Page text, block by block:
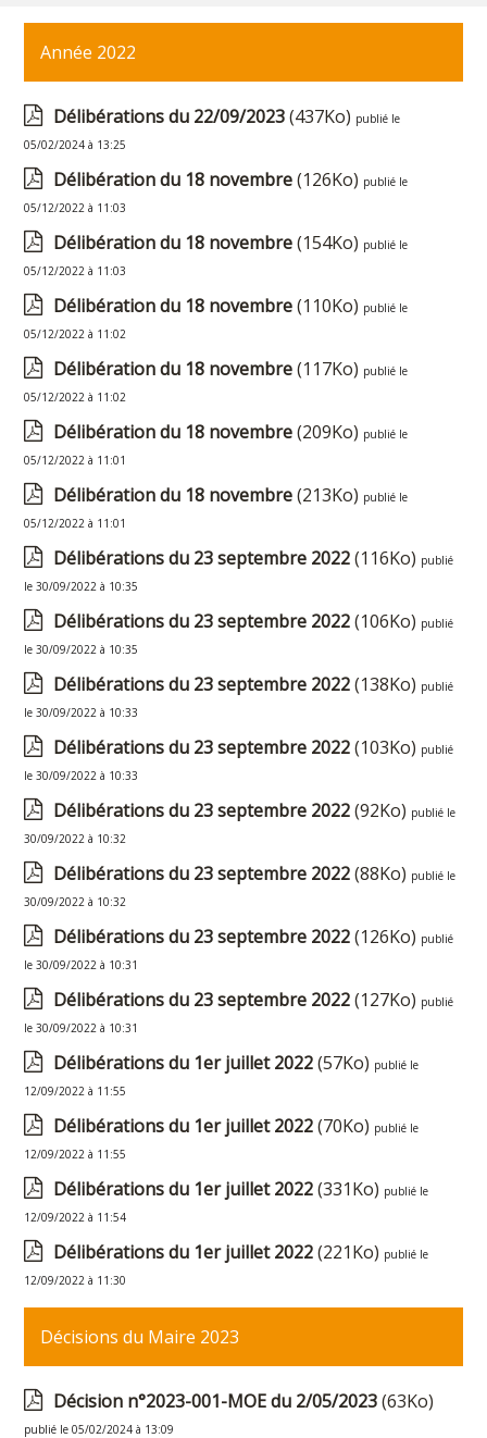
Année 2022
Délibérations du 22/09/2023(437Ko) publié le
05/02/2024 à 13:25
Délibération du 18 novembre(126Ko) publié le
05/12/2022 à 11:03
Délibération du 18 novembre(154Ko) publié le
05/12/2022 à 11:03
Délibération du 18 novembre(110Ko) publié le
05/12/2022 à 11:02
Délibération du 18 novembre(117Ko) publié le
05/12/2022 à 11:02
Délibération du 18 novembre(209Ko) publié le
05/12/2022 à 11:01
Délibération du 18 novembre(213Ko) publié le
05/12/2022 à 11:01
Délibérations du 23 septembre 2022(116Ko) publié
le 30/09/2022 à 10:35
Délibérations du 23 septembre 2022(106Ko) publié
le 30/09/2022 à 10:35
Délibérations du 23 septembre 2022(138Ko) publié
le 30/09/2022 à 10:33
Délibérations du 23 septembre 2022(103Ko) publié
le 30/09/2022 à 10:33
Délibérations du 23 septembre 2022(92Ko) publié le
30/09/2022 à 10:32
Délibérations du 23 septembre 2022(88Ko) publié le
30/09/2022 à 10:32
Délibérations du 23 septembre 2022(126Ko) publié
le 30/09/2022 à 10:31
Délibérations du 23 septembre 2022(127Ko) publié
le 30/09/2022 à 10:31
Délibérations du 1er juillet 2022(57Ko) publié le
12/09/2022 à 11:55
Délibérations du 1er juillet 2022(70Ko) publié le
12/09/2022 à 11:55
Délibérations du 1er juillet 2022(331Ko) publié le
12/09/2022 à 11:54
Délibérations du 1er juillet 2022(221Ko) publié le
12/09/2022 à 11:30
Décisions du Maire 2023
Décision n°2023-001-MOE du 2/05/2023(63Ko)
publié le 05/02/2024 à 13:09